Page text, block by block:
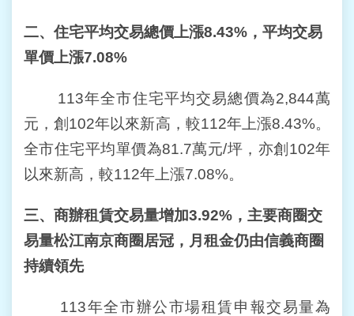
絡
我
們
人
料
專
區
政
二、住宅平均交易總價上漲8.43% ，平均交易
單價上漲7.08%
113年全市住宅平均交易總價為2,844萬
元，創102年以來新高，較112年上漲8.43%。
全市住宅平均單價為81.7萬元/坪，亦創102年
以來新高，較112年上漲7.08%。
三、商辦租賃交易量增加3.92% ，主要商圈交
易量松江南京商圈居冠，月租金仍由信義商圈
持續領先
113年全市辦公市場租賃申報交易量為